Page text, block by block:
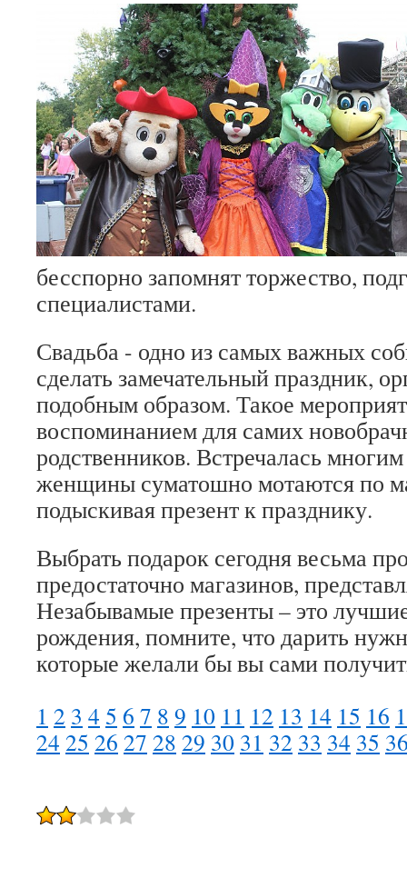
бесспорно запомнят торжество,
специалистами.
Свадьба - одно из самых важных
сделать замечательный праздник,
подобным образом. Такое
воспоминанием для самих
родственников. Встречалась
женщины суматошно мотаются по
подыскивая презент к празднику.
Выбрать подарок сегодня весьма
предостаточно магазинов,
Незабывамые презенты – это
рождения, помните, что дарить
которые желали бы вы сами
1 2 3 4 5 6 7 8 9 10 11 12 13 14 15 16
24 25 26 27 28 29 30 31 32 33 34 35